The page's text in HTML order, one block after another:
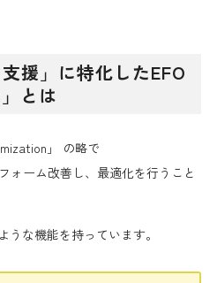
援」に特化したEFO
とは
」 の略で
ォーム改善し、最適化を行うこと
うな機能を持っています。